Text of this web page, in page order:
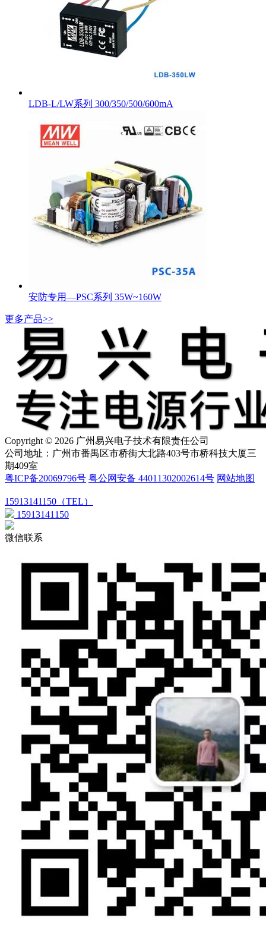
LDB-L/LW系列 300/350/500/600mA
安防专用—PSC系列 35W~160W
更多产品>>
Copyright © 2026 广州易兴电子技术有限责任公司
公司地址：广州市番禺区市桥街大北路403号市桥科技大厦三
期409室
粤ICP备20069796号 粤公网安备 44011302002614号 网站地图
15913141150（TEL）
15913141150
微信联系